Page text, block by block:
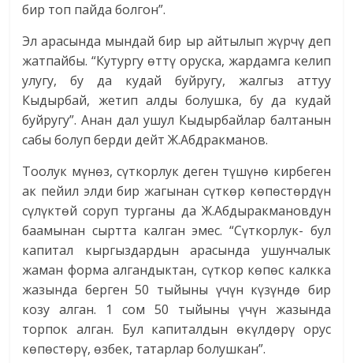
бир топ пайда болгон”.
Эл арасында мындай бир ыр айтылып жүрчү деп
жатпайбы. “Кутургу өттү оруска, жардамга келип
улугу, бу да кудай буйругу, жалгыз аттуу
Кыдырбай, жетип алды болушка, бу да кудай
буйругу”. Анан дал ушул Кыдырбайлар балтанын
сабы болуп берди дейт Ж.Абдракманов.
Тоолук мүнөз, сүткорлук деген түшүнө кирбеген
ак пейил элди бир жагынан сүткөр көпөстөрдүн
сүлүктөй соруп турганы да Ж.Абдыракмановдун
баамынан сыртта калган эмес. “Сүткорлук- бул
капитал кыргыздардын арасында ушунчалык
жаман форма алгандыктан, сүткор көпөс калкка
жазында берген 50 тыйыны үчүн күзүндө бир
козу алган. 1 сом 50 тыйыны үчүн жазында
торпок алган. Бул капиталдын өкүлдөрү орус
көпөстөрү, өзбек, татарлар болушкан”.